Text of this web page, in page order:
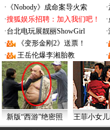
· 《Nobody》成命案导火索 ·
·搜狐娱乐招聘：加入我们吧！ ·
·台北电玩展靓丽ShowGirl ·
·
《变形金刚2》送票！ ·
·
王岳伦爆李湘胎教 ·
新版“西游”绝密照 王菲小女